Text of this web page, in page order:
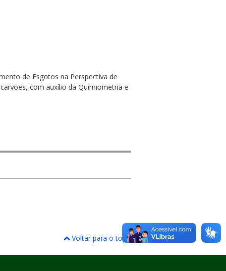
de Esgotos na Perspectiva de
com auxílio da Quimiometria e
Voltar para o topo